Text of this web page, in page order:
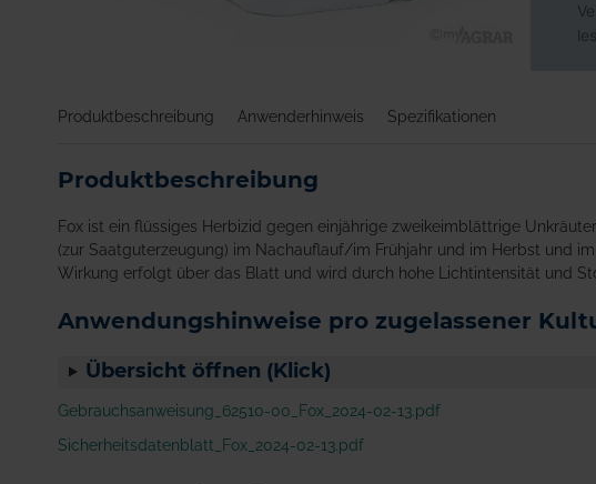
Bildgalerie
Produktbeschreibung Anwenderhinweis Spezifikationen
Produktbeschreibung
Fox ist ein flüssiges Herbizid gegen einjährige zweikeimblättrige
(zur Saatguterzeugung) im Nachauflauf/im Frühjahr und im Herbst und
Wirkung erfolgt über das Blatt und wird durch hohe Lichtintensität und
Anwendungshinweise pro zugelassener
Übersicht öffnen (Klick)
Gebrauchsanweisung_62510-00_Fox_2024-02-13.pdf
Sicherheitsdatenblatt_Fox_2024-02-13.pdf